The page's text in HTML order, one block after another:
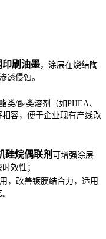
印刷油墨，涂层在烧结陶
透侵蚀。
类/酮类溶剂（如PHEA、
容，便于企业现有产线改
硅烷偶联剂 可增强涂层
效性；
，改善镀膜结合力，适用